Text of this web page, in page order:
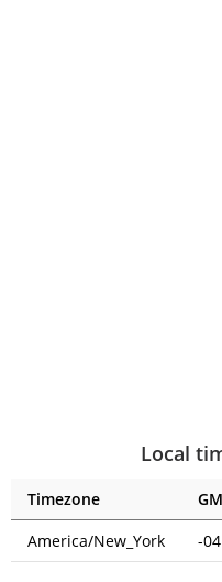
Local
Timezone
America/New_York
-